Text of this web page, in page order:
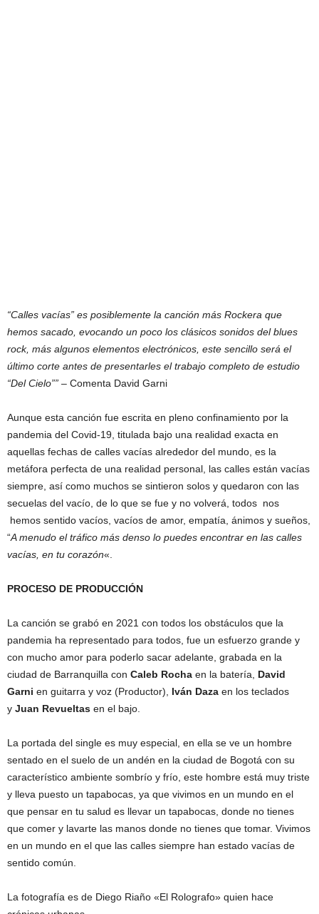
“Calles vacías” es posiblemente la canción más Rockera que
hemos sacado, evocando un poco los clásicos sonidos del blues
rock, más algunos elementos electrónicos, este sencillo será el
último corte antes de presentarles el trabajo completo de estudio
“Del Cielo”” – Comenta David Garni
Aunque esta canción fue escrita en pleno confinamiento por la
pandemia del Covid-19, titulada bajo una realidad exacta en
aquellas fechas de calles vacías alrededor del mundo, es la
metáfora perfecta de una realidad personal, las calles están vacías
siempre, así como muchos se sintieron solos y quedaron con las
secuelas del vacío, de lo que se fue y no volverá, todos nos
hemos sentido vacíos, vacíos de amor, empatía, ánimos y sueños,
“A menudo el tráfico más denso lo puedes encontrar en las calles
vacías, en tu corazón«.
PROCESO DE PRODUCCIÓN
La canción se grabó en 2021 con todos los obstáculos que la
pandemia ha representado para todos, fue un esfuerzo grande y
con mucho amor para poderlo sacar adelante, grabada en la
ciudad de Barranquilla con Caleb Rocha en la batería, David
Garni en guitarra y voz (Productor), Iván Daza en los teclados
y Juan Revueltas en el bajo.
La portada del single es muy especial, en ella se ve un hombre
sentado en el suelo de un andén en la ciudad de Bogotá con su
característico ambiente sombrío y frío, este hombre está muy triste
y lleva puesto un tapabocas, ya que vivimos en un mundo en el
que pensar en tu salud es llevar un tapabocas, donde no tienes
que comer y lavarte las manos donde no tienes que tomar. Vivimos
en un mundo en el que las calles siempre han estado vacías de
sentido común.
La fotografía es de Diego Riaño «El Rolografo» quien hace